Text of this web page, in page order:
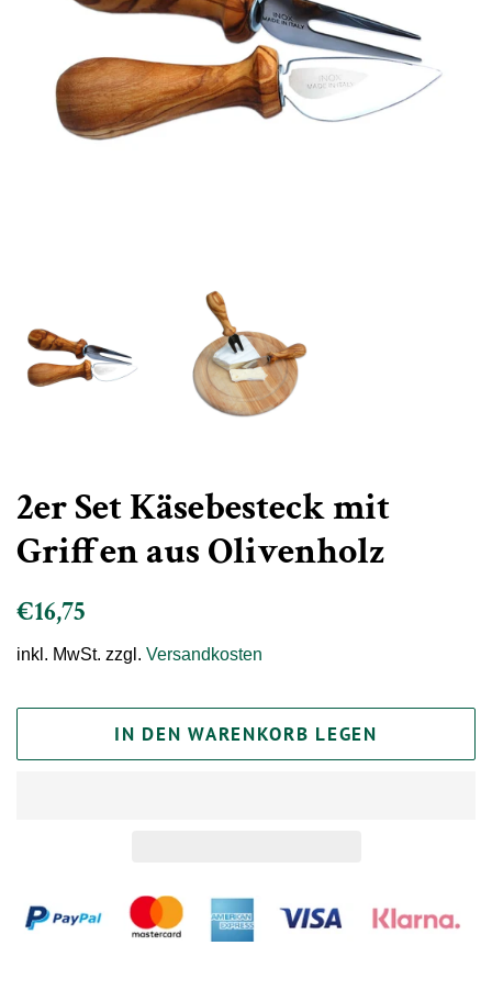
2er Set Käsebesteck mit
Griffen aus Olivenholz
Normaler
€16,75
inkl. MwSt. zzgl. Versandkosten
IN DEN WARENKORB LEGEN